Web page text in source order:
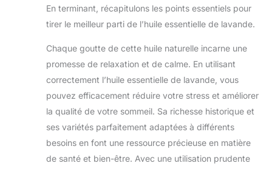
En terminant, récapitulons les points essentiels pour
tirer le meilleur parti de l’huile essentielle de lavande.
Chaque goutte de cette huile naturelle incarne une
promesse de relaxation et de calme. En utilisant
correctement l’huile essentielle de lavande, vous
pouvez efficacement réduire votre stress et améliorer
la qualité de votre sommeil. Sa richesse historique et
ses variétés parfaitement adaptées à différents
besoins en font une ressource précieuse en matière
de santé et bien-être. Avec une utilisation prudente